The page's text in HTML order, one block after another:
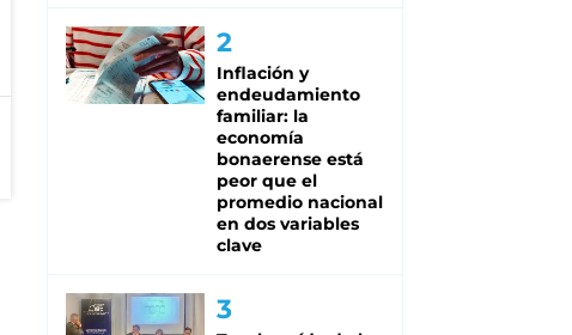
Inflación y
endeudamiento
familiar: la
economía
bonaerense está
peor que el
promedio nacional
en dos variables
clave